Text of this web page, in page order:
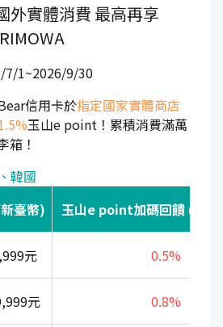
外實體消費 最高再享
7/1~2026/9/30
信用卡於指定國家實體商店
玉山e point！累積消費滿萬
箱！
韓國
臺幣)
玉山e point加碼回饋 (上
元 0.5%
元 0.8%